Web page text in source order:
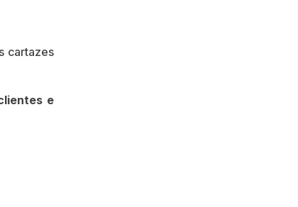
cartazes
e